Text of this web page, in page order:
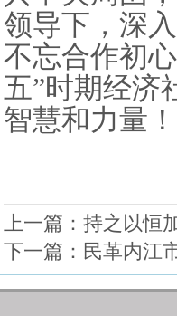
领导下，深
不忘合作初
五”时期经济
智慧和力量！
上一篇： 持之以恒
下一篇： 民革内江